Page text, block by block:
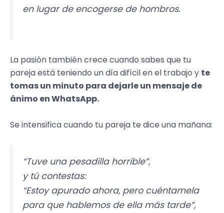
en lugar de encogerse de hombros.
La pasión también crece cuando sabes que tu
pareja está teniendo un día difícil en el trabajo y te
tomas un minuto para dejarle un mensaje de
ánimo en WhatsApp.
Se intensifica cuando tu pareja te dice una mañana:
“Tuve una pesadilla horrible”,
y tú contestas:
“Estoy apurado ahora, pero cuéntamela
para que hablemos de ella más tarde”,